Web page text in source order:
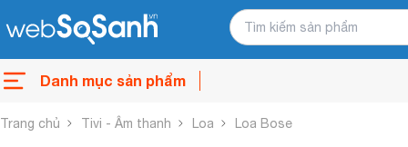
Danh mục sản phẩm
Trang chủ Tivi - Âm thanh Loa Loa Bose